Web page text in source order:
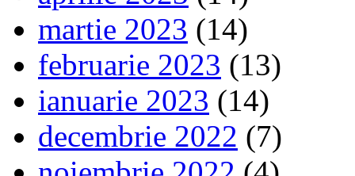
martie 2023 (14)
februarie 2023 (13)
ianuarie 2023 (14)
decembrie 2022 (7)